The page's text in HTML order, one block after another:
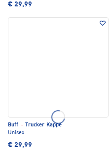
€ 29,99
Buff ·
Trucker Kappe
Unisex
€ 29,99